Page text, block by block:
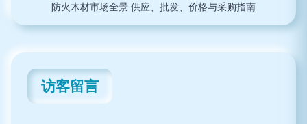
防火木材市场全景 供应、批发、价格与采购指南
访客留言